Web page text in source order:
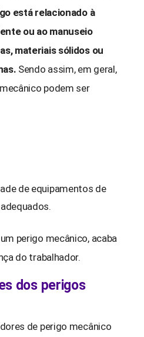
está relacionado à
ou ao manuseio
materiais sólidos ou
Sendo assim, em geral,
podem ser
de equipamentos de
perigo mecânico, acaba
do trabalhador.
dos perigos
de perigo mecânico